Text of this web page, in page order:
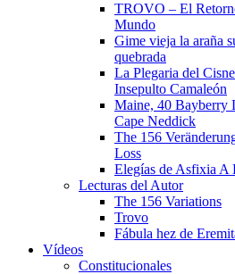
TROVO – El
Mundo
Gime vieja la araña
quebrada
La Plegaria del
Insepulto Camaleón
Maine, 40 Bayberry
Cape Neddick
The 156
Loss
Elegías de Asfixia A
Lecturas del Autor
The 156 Variations
Trovo
Fábula hez de
Vídeos
Constitucionales